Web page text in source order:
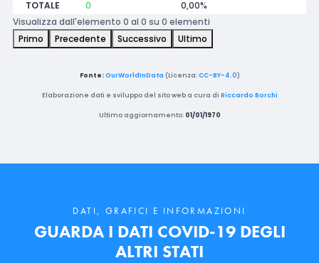
TOTALE 0
0,00%
Visualizza dall'elemento 0 al 0 su 0 elementi
Primo
Precedente Successivo Ultimo
Fonte: OurWorldInData (Licenza:CC-BY-4.0)
Elaborazione dati e sviluppo del sito web a cura di Riccardo Borchi
Ultimo aggiornamento: 01/01/1970
DATI, GRAFICI E INFORMAZIONI
GUARDA I DATI COVID-19 DEGLI
ALTRI STATI